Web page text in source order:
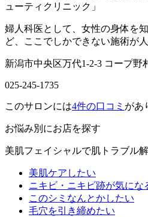
ューティクリニック」
婦人科医として、女性の身体を
ど、ここでしかできない施術が
新潟市中央区万代1-2-3 コープ野
025-245-1735
このサロンには4件の口コミ があ
お悩み別にお店を探す
美肌フェイシャルで肌トラブル
美肌ケアしたい
ニキビ・ニキビ跡が気にな
このシミなんとかしたい
毛穴を引き締めたい